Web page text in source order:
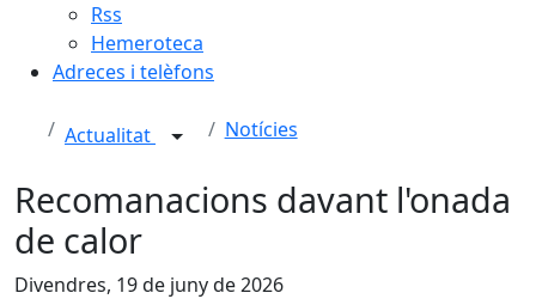
Rss
Hemeroteca
Adreces i telèfons
Actualitat Notícies
Recomanacions davant l'onada
de calor
Divendres, 19 de juny de 2026